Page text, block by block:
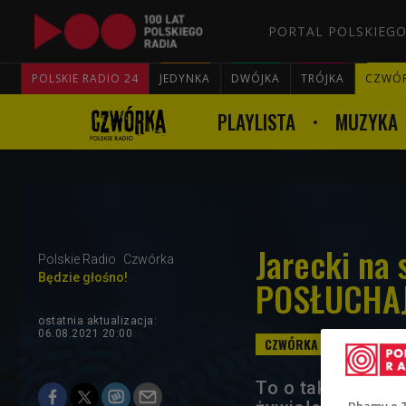
PORTAL
POLSKIE RADIO 24 JEDYNKA DWÓJKA TRÓJKA
PLAYLISTA MUZYKA
Polskie Radio
Czwórka
Będzie głośno!
Jarecki
ostatnia aktualizacja:
06.08.2021 20:00
To o takich